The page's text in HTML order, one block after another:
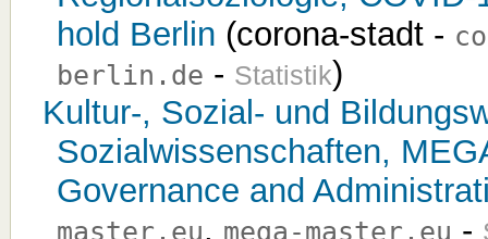
hold Berlin (corona-stadt -
berlin.de - Statistik)
Kultur-, Sozial- und
Sozialwissenschaften,
Governance and
master.eu, mega-master.eu -